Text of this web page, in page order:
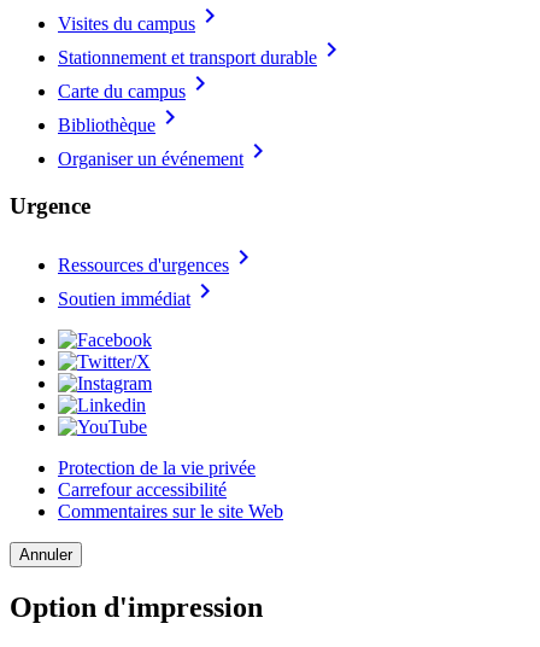
Visites du campus chevron_right
Stationnement et transport durable chevron_right
Carte du campus chevron_right
Bibliothèque chevron_right
Organiser un événement chevron_right
Urgence
Ressources d'urgences chevron_right
Soutien immédiat chevron_right
Protection de la vie privée
Carrefour accessibilité
Commentaires sur le site Web
Annuler
Option d'impression